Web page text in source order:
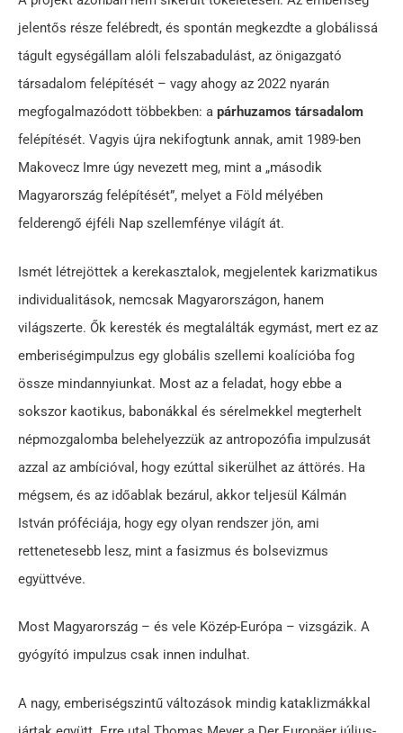
jelentős része felébredt, és spontán megkezdte a globálissá
tágult egységállam alóli felszabadulást, az önigazgató
társadalom felépítését – vagy ahogy az 2022 nyarán
megfogalmazódott többekben: a párhuzamos társadalom
felépítését. Vagyis újra nekifogtunk annak, amit 1989-ben
Makovecz Imre úgy nevezett meg, mint a „második
Magyarország felépítését”, melyet a Föld mélyében
felderengő éjféli Nap szellemfénye világít át.
Ismét létrejöttek a kerekasztalok, megjelentek karizmatikus
individualitások, nemcsak Magyarországon, hanem
világszerte. Ők keresték és megtalálták egymást, mert ez az
emberiségimpulzus egy globális szellemi koalícióba fog
össze mindannyiunkat. Most az a feladat, hogy ebbe a
sokszor kaotikus, babonákkal és sérelmekkel megterhelt
népmozgalomba belehelyezzük az antropozófia impulzusát
azzal az ambícióval, hogy ezúttal sikerülhet az áttörés. Ha
mégsem, és az időablak bezárul, akkor teljesül Kálmán
István próféciája, hogy egy olyan rendszer jön, ami
rettenetesebb lesz, mint a fasizmus és bolsevizmus
együttvéve.
Most Magyarország – és vele Közép-Európa – vizsgázik. A
gyógyító impulzus csak innen indulhat.
A nagy, emberiségszintű változások mindig kataklizmákkal